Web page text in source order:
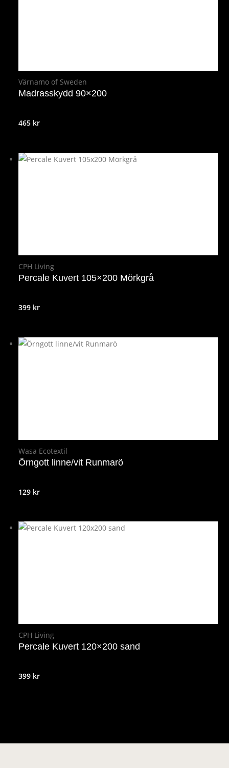
Värnamo of Sweden
Madrasskydd 90×200
465 kr
CPH Living
Percale Kuvert 105×200 Mörkgrå
399 kr
Wasa Ecotextil
Örngott linne/vit Runmarö
129 kr
CPH Living
Percale Kuvert 120×200 sand
399 kr